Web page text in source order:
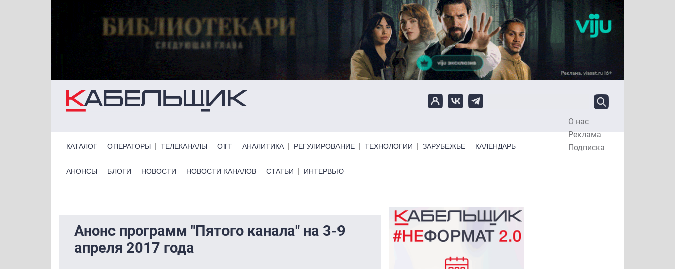
О нас
Реклама
Подписка
КАТАЛОГ ОПЕРАТОРЫ ТЕЛЕКАНАЛЫ ОТТ АНАЛИТИКА РЕГУЛИРОВАНИЕ ТЕХНОЛОГИИ ЗАРУБЕЖЬЕ КАЛЕНДАРЬ
Primary links bottom
АНОНСЫ БЛОГИ НОВОСТИ НОВОСТИ КАНАЛОВ СТАТЬИ ИНТЕРВЬЮ
Анонс программ "Пятого канала" на 3-9
апреля 2017 года